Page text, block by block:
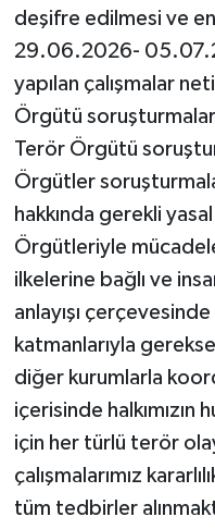
deşifre edilmesi ve
29.06.2026-
yapılan çalışmalar
Örgütü
Terör Örgütü
Örgütler
hakkında gerekli
Örgütleriyle
ilkelerine bağlı ve
anlayışı
katmanlarıyla
diğer kurumlarla
içerisinde
için her türlü terör
çalışmalarımız
tüm tedbirler